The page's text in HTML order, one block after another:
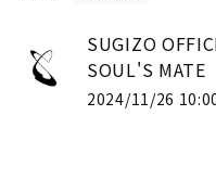
SUGIZO
SOUL'S MATE
2024/11/26